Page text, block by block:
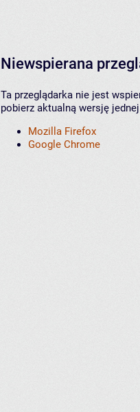
Niewspierana
Ta przeglądarka nie jest
pobierz aktualną wersję
Mozilla Firefox
Google Chrome